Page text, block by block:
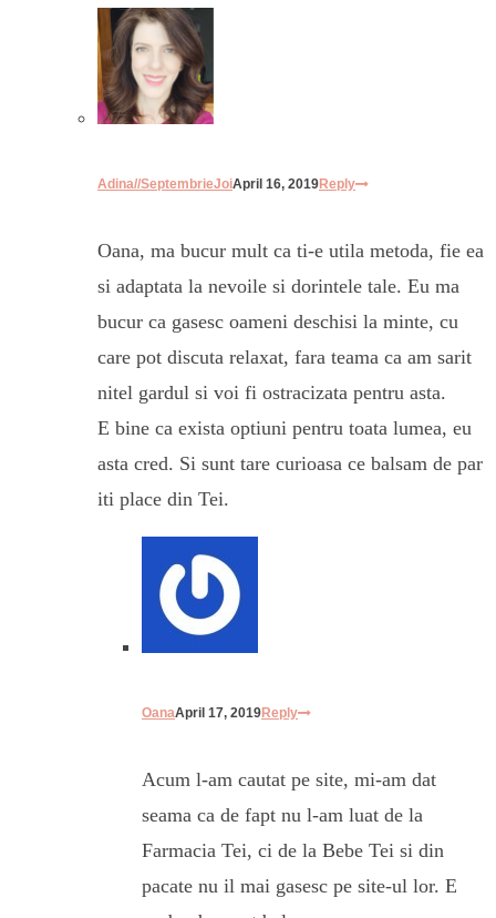
Adina//SeptembrieJoiApril 16, 2019Reply
Oana, ma bucur mult ca ti-e utila metoda, fie ea
si adaptata la nevoile si dorintele tale. Eu ma
bucur ca gasesc oameni deschisi la minte, cu
care pot discuta relaxat, fara teama ca am sarit
nitel gardul si voi fi ostracizata pentru asta.
E bine ca exista optiuni pentru toata lumea, eu
asta cred. Si sunt tare curioasa ce balsam de par
iti place din Tei.
OanaApril 17, 2019Reply
Acum l-am cautat pe site, mi-am dat
seama ca de fapt nu l-am luat de la
Farmacia Tei, ci de la Bebe Tei si din
pacate nu il mai gasesc pe site-ul lor. E